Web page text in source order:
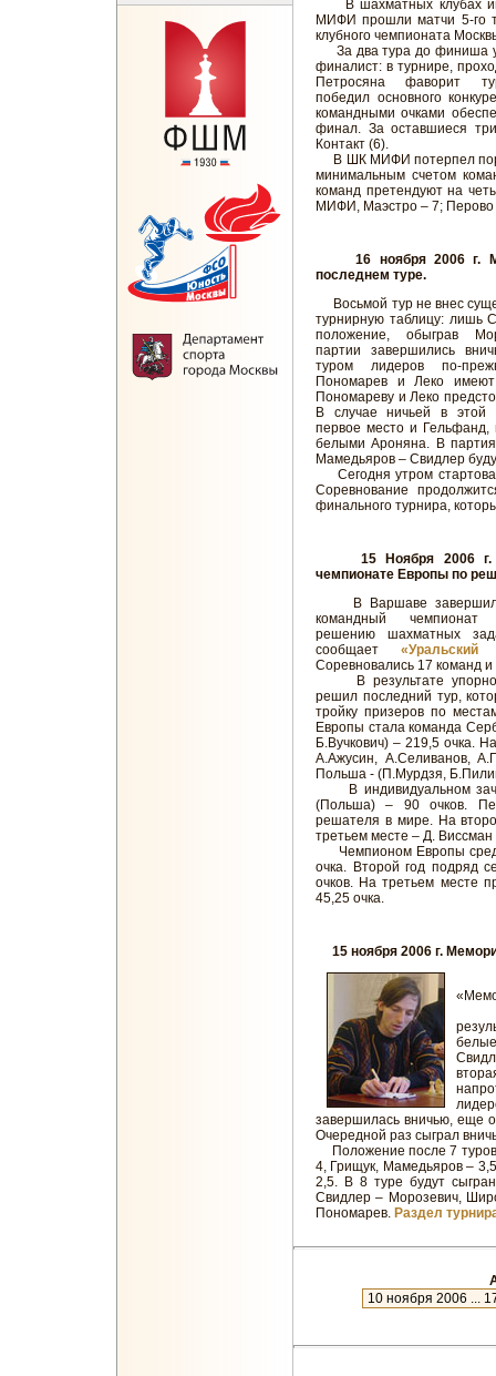
В шахматных клубах
МИФИ прошли матчи 5-го
клубного чемпионата
За два тура до финиша
финалист: в турнире,
Петросяна фаворит
победил основного
командными очками
финал. За оставшиеся
Контакт (6).
В ШК МИФИ потерпел
минимальным счетом
команд претендуют на
МИФИ, Маэстро – 7; Перово
16 ноября 2006 г.
последнем туре.
Восьмой тур не внес
турнирную таблицу: лишь
положение, обыграв
партии завершились
туром лидеров по-
Пономарев и Леко
Пономареву и Леко
В случае ничьей в этой
первое место и Гельфанд,
белыми Ароняна. В
Мамедьяров – Свидлер
Сегодня утром
Соревнование
финального турнира,
15 Ноября 2006 г.
чемпионате Европы по
В Варшаве
командный
решению шахматных
сообщает «Уральский
Соревновались 17 команд
В результате
решил последний тур,
тройку призеров по
Европы стала команда
Б.Вучкович) – 219,5 очка.
А.Ажусин, А.Селиванов,
Польша - (П.Мурдзя,
В индивидуальном
(Польша) – 90 очков.
решателя в мире. На
третьем месте – Д.
Чемпионом Европы
очка. Второй год подряд
очков. На третьем месте
45,25 очка.
15 ноября 2006 г.
завершилась вничью, еще
Очередной раз сыграл
Положение после 7
4, Грищук, Мамедьяров –
2,5. В 8 туре будут
Свидлер – Морозевич,
Пономарев. Раздел
27 июля 2023 ... 7 января 2024